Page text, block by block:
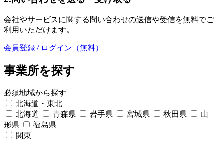
会社やサービスに関する問い合わせの送信や受信を無料でご
利用いただけます。
会員登録 / ログイン（無料）
事業所を探す
必須地域から探す
北海道・東北
北海道
青森県 岩手県 宮城県 秋田県
山
形県
福島県
関東